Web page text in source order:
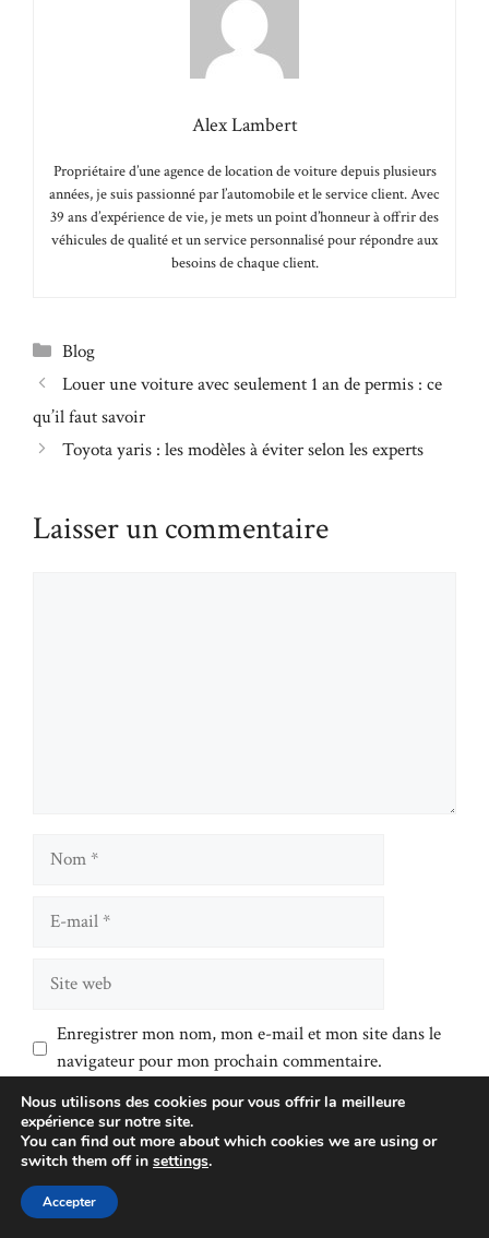
Alex Lambert
Propriétaire d’une agence de location de voiture depuis plusieurs
années, je suis passionné par l’automobile et le service client. Avec
39 ans d’expérience de vie, je mets un point d’honneur à offrir des
véhicules de qualité et un service personnalisé pour répondre aux
besoins de chaque client.
Catégories
Blog
Louer une voiture avec seulement 1 an de permis : ce
qu’il faut savoir
Toyota yaris : les modèles à éviter selon les experts
Laisser un commentaire
Enregistrer mon nom, mon e-mail et mon site dans le
navigateur pour mon prochain commentaire.
Nous utilisons des cookies pour vous offrir la meilleure
expérience sur notre site.
You can find out more about which cookies we are using or
switch them off in settings.
Accepter